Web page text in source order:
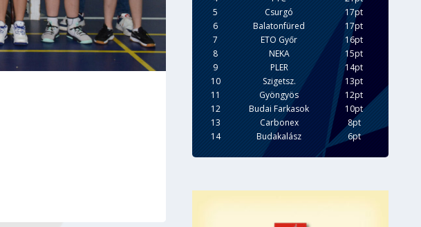
5
Csurgó
17pt
6
Balatonfüred
17pt
7
ETO Győr
16pt
8
NEKA
15pt
9
PLER
14pt
10
Szigetsz.
13pt
11
Gyöngyös
12pt
12
Budai Farkasok
10pt
13
Carbonex
8pt
14
Budakalász 6pt